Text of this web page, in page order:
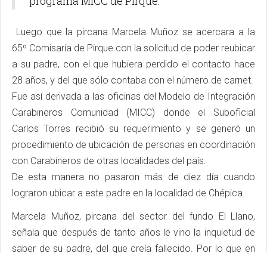
Luego que la pircana Marcela Muñoz se acercara a la
65º Comisaría de Pirque con la solicitud de poder reubicar
a su padre, con el que hubiera perdido el contacto hace
28 años, y del que sólo contaba con el número de carnet.
Fue así derivada a las oficinas del Modelo de Integración
Carabineros Comunidad (MICC) donde el Suboficial
Carlos Torres recibió su requerimiento y se generó un
procedimiento de ubicación de personas en coordinación
con Carabineros de otras localidades del país.
De esta manera no pasaron más de diez día cuando
lograron ubicar a este padre en la localidad de Chépica.
Marcela Muñoz, pircana del sector del fundo El Llano,
señala que después de tanto años le vino la inquietud de
saber de su padre, del que creía fallecido. Por lo que en